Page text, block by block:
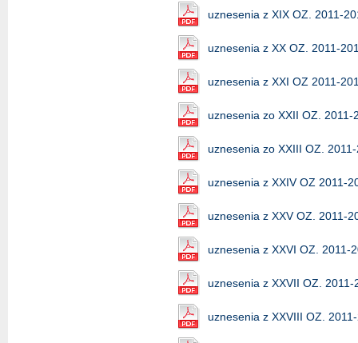
uznesenia z XIX OZ. 2011-
uznesenia z XX OZ. 2011-
uznesenia z XXI OZ 2011-
uznesenia zo XXII OZ. 2011-
uznesenia zo XXIII OZ.
uznesenia z XXIV OZ 2011-
uznesenia z XXV OZ. 2011-
uznesenia z XXVI OZ. 2011-
uznesenia z XXVII OZ. 2011-
uznesenia z XXVIII OZ.